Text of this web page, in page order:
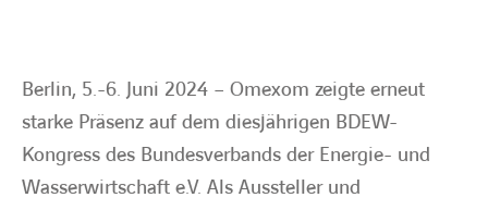
Berlin, 5.-6. Juni 2024 – Omexom zeigte erneut
starke Präsenz auf dem diesjährigen BDEW-
Kongress des Bundesverbands der Energie- und
Wasserwirtschaft e.V. Als Aussteller und